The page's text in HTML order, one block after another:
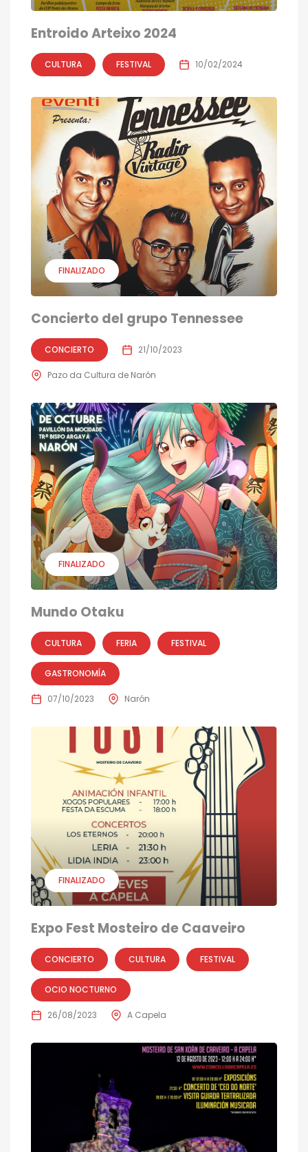
Entroido Arteixo 2024
CULTURA FESTIVAL 10/02/2024
FINALIZADO
Concierto del grupo Tennessee
CONCIERTO 21/10/2023
Pazo da Cultura de Narón
FINALIZADO
Mundo Otaku
CULTURA FERIA FESTIVAL
GASTRONOMÍA
07/10/2023 Narón
FINALIZADO
Expo Fest Mosteiro de Caaveiro
CONCIERTO CULTURA FESTIVAL
OCIO NOCTURNO
26/08/2023 A Capela